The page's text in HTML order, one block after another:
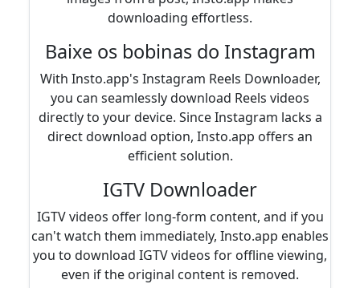
downloading effortless.
Baixe os bobinas do Instagram
With Insto.app's Instagram Reels Downloader,
you can seamlessly download Reels videos
directly to your device. Since Instagram lacks a
direct download option, Insto.app offers an
efficient solution.
IGTV Downloader
IGTV videos offer long-form content, and if you
can't watch them immediately, Insto.app enables
you to download IGTV videos for offline viewing,
even if the original content is removed.